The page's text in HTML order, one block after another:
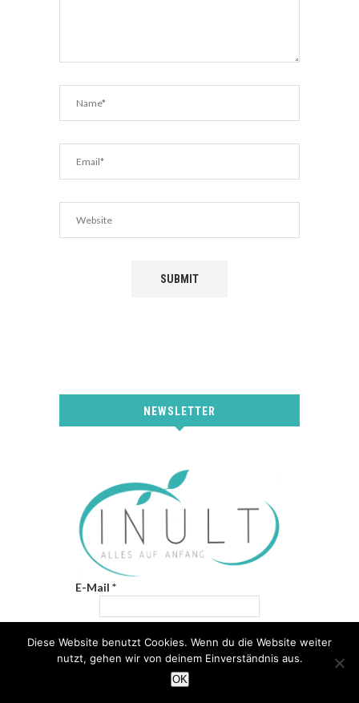
NEWSLETTER
E-Mail *
Diese Website benutzt Cookies. Wenn du die Website weiter
nutzt, gehen wir von deinem Einverständnis aus.
OK